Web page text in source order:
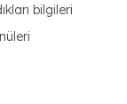
bilgileri